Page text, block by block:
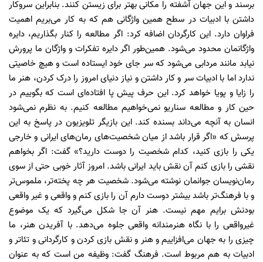
برسند و این جهان آشفته را مکانی بهتر برای زیستن کنند. بنابراین سروکار
داشتن با ادبیات در سطح همین واژگانی هم که به کار می‌بریم اهمیت
فراوان دارد. این کارگردان اضافه کرد: اگر مطالعه را کنار بگذاریم، دایره
واژگانمان محدود می‌شود. همین‌طور اگر دایره تفکرات و واژگان ما پرورش
نیابد مانند مردابی می‌شود که سر جای خود ایستاده است و هیچ خاصیتی
ندارد اما با ادبیات سر و کار داشتن و نیاز دنیای امروز را درک کردن، هنر ما
را زایا و پویا خواهد ‌کرد. این حرف پیش پا افتاده‌ای است که بگوییم در
حین کار و مطالعه سناریو نمی‌خواهیم مطالعه کنیم. به نظرم نمی‌شود
انسان به آنچه می‌داند بسنده کند. این بازیگر تلویزیون در پاسخ به این
پرسش که «اگر قرار باشد از میان شخصیت‌های رمان‌های ایرانی و خارجی
یکی را بازی کنید، کدام شخصیت را دوست دارید؟» گفت: اگر بخواهم
نقشی را بازی کنم آن نقش باید ایرانی باشد. امروز آثار خوبی حتی از سوی
رمان‌نویسان جوانمان نوشته می‌شود. شخصیت هر چه پخته‌تر، ملموس‌تر
و با فرهنگ‌تر باشد بیشتر دوست دارم آن را بازی کنم و واقعی و غیر واقعی
بودنش برایم مهم نیست. هنر آن جا شکل می‌گیرد که یک موضوع
غیرواقعی را با نگاه هنرمندانه واقعی جلوه می‌دهد. با آفریدن هنر، ما
چیزی را به جهان می‌افزاییم و هنر و نقش بازی کردن و کارگردانی و تئاتر و
ادبیات به هم مربوط است. فرهنگ گفت: وظیفه من است که به عنوان